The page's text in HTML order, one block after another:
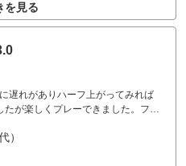
を見る
遅れがありハーフ上がってみれば
たが楽しくプレーできました。フェ
ると急に切れたりと面白いです。
）